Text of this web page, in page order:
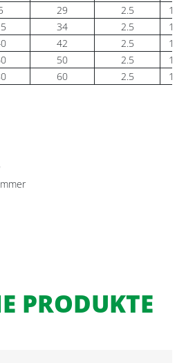
29 2.5
1,2
34 2.5
1,2
42 2.5
1,2
50 2.5
1,2
60 2.5 1,2
PRODUKTE